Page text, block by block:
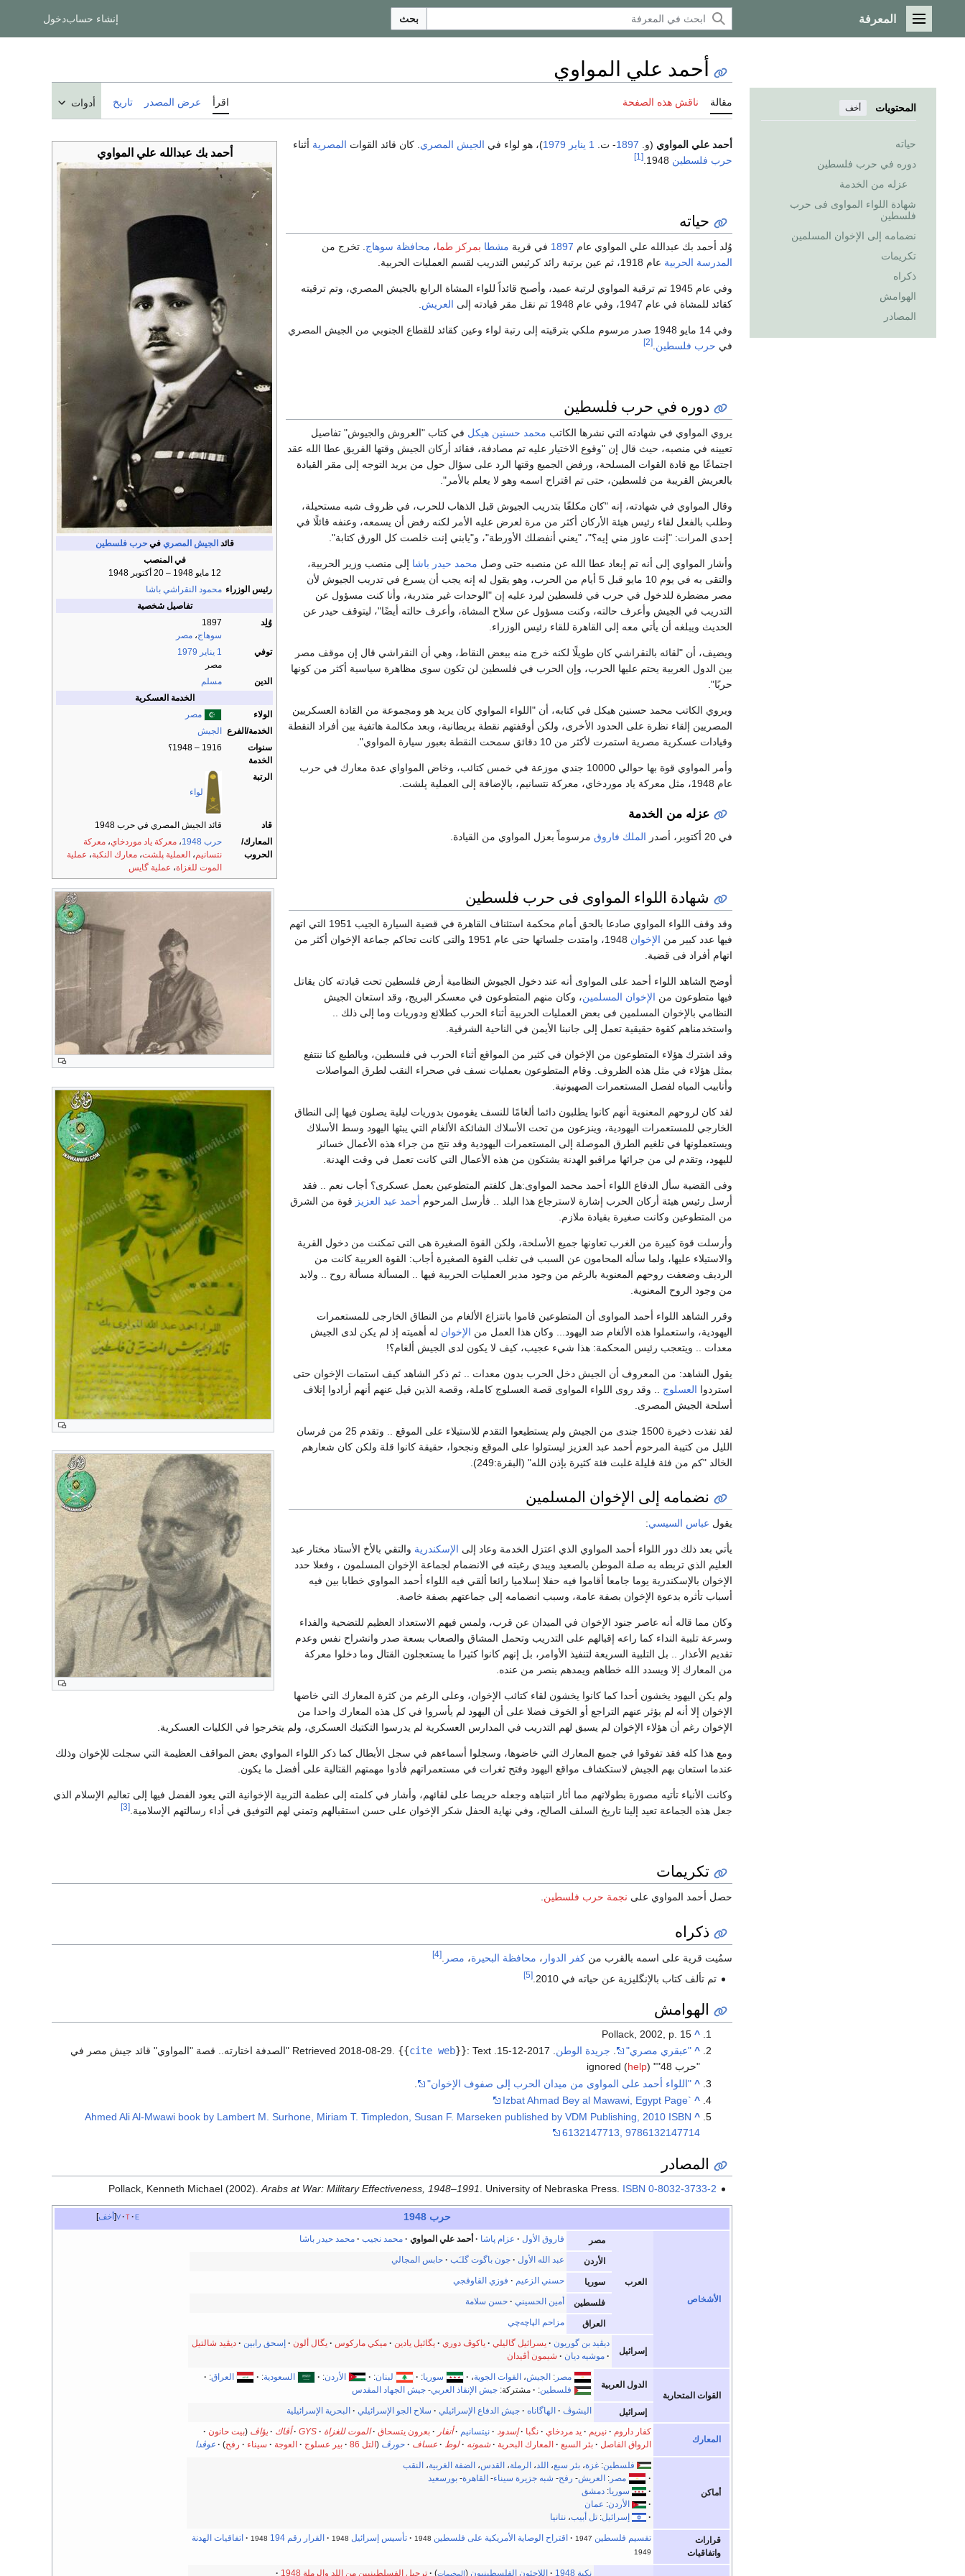
القائمة الرئيسية
المعرفة بحث إنشاء حسابدخول
المحتويات أخف
حياته
دوره في حرب فلسطين
عزله من الخدمة
شهادة اللواء المواوى فى حرب
فلسطين
نضمامه إلى الإخوان المسلمين
تكريمات
ذكراه
الهوامش
المصادر
أحمد علي المواوي
مقالة ناقش هذه الصفحة اقرأ عرض المصدر تاريخ أدوات
أحمد بك عبدالله علي المواوي
قائد الجيش المصري فيحرب فلسطين
في المنصب
12 مايو 1948 – 20 أكتوبر 1948
رئيس الوزراء محمود النقراشي باشا
تفاصيل شخصية
وُلِد
1897
سوهاج، مصر
توفي
1 يناير
1979
مصر
الدين
مسلم
الخدمة العسكرية
الولاء
مصر
الخدمة/الفرع
الجيش
سنوات
الخدمة
1916 – 1948؟
الرتبة
لواء
قاد
قائد الجيش المصري في حرب 1948
المعارك/
الحروب
حرب 1948 ، معركة ياد موردخاي، معركة
نتسانيم، العملية پلشت، معارك النكبة، عملية
الموت للغزاة، عملية گايس
أحمد علي المواوي (و. 1897- ت. 1 يناير 1979)، هو لواء في الجيش المصري . كان قائد القوات المصرية أثناء
حرب فلسطين
[1]
حياته
وُلد أحمد بك عبدالله علي المواوي عام 1897 في قرية مشطا بمركز طما، محافظة سوهاج. تخرج من
المدرسة الحربية عام 1918، ثم عين برتبة رائد كرئيس التدريب لقسم العمليات الحربية.
وفي عام 1945 تم ترقية المواوي لرتبة عميد، وأصبح قائداً للواء المشاة الرابع بالجيش المصري، وتم ترقيته
كقائد للمشاة في عام 1947، وفي عام 1948 تم نقل مقر قيادته إلى
العريش.
وفي 14 مايو 1948 صدر مرسوم ملكي بترقيته إلى رتبة لواء وعين كقائد للقطاع الجنوبي من الجيش المصري
في حرب فلسطين.
[2]
دوره في حرب فلسطين
يروي المواوي في شهادته التي نشرها الكاتب محمد حسنين هيكل في كتاب "العروش والجيوش" تفاصيل
تعيينه في منصبه، حيث قال إن "وقوع الاختيار عليه تم مصادفة، فقائد أركان الجيش وقتها الفريق عطا الله عقد
اجتماعًا مع قادة القوات المسلحة، ورفض الجميع وقتها الرد على سؤال حول من يريد التوجه إلى مقر القيادة
بالعريش القريبة من فلسطين، حتى تم اقتراح اسمه وهو لا يعلم بالأمر".
وقال المواوي في شهادته، إنه "كان مكلفًا بتدريب الجيوش قبل الذهاب للحرب، في ظروف شبه مستحيلة،
وطلب بالفعل لقاء رئيس هيئة الأركان أكثر من مرة لعرض عليه الأمر لكنه رفض أن يسمعه، وعنفه قائلًا في
إحدى المرات: "إنت عاوز مني إيه؟"، "يعني أنفضلك الأورطة"، و"يابني إنت خلصت كل الورق كتابة".
وأشار المواوي إلى أنه تم إبعاد عطا الله عن منصبه حتى وصل محمد حيدر باشا إلى منصب وزير الحربية،
والتقى به في يوم 10 مايو قبل 5 أيام من الحرب، وهو يقول له إنه يجب أن يسرع في تدريب الجيوش لأن
مصر مضطرة للدخول في حرب في فلسطين ليرد عليه إن "الوحدات غير متدربة، وأنا كنت مسؤول عن
التدريب في الجيش وأعرف حالته، وكنت مسؤول عن سلاح المشاة، وأعرف حالته أيضًا"، ليتوقف حيدر عن
الحديث ويبلغه أن يأتي معه إلى القاهرة للقاء رئيس الوزراء.
ويضيف، أن "لقائه بالنقراشي كان طويلًا لكنه خرج منه ببعض النقاط، وهي أن النقراشي قال إن موقف مصر
بين الدول العربية يحتم عليها الحرب، وإن الحرب في فلسطين لن تكون سوى مظاهرة سياسية أكثر من كونها
حربًا".
ويروي الكاتب محمد حسنين هيكل في كتابه، أن "اللواء المواوي كان يريد هو ومجموعة من القادة العسكريين
المصريين إلقاء نظرة على الحدود الأخرى، ولكن أوقفتهم نقطة بريطانية، وبعد مكالمة هاتفية بين أفراد النقطة
وقيادات عسكرية مصرية استمرت لأكثر من 10 دقائق سمحت النقطة بعبور سيارة المواوي".
وأمر المواوي قوة بها حوالي 10000 جندي موزعة في خمس كتائب، وخاض المواواي عدة معارك في حرب
عام 1948، مثل معركة ياد موردخاي، معركة نتسانيم، بالإضافة إلى العملية پلشت.
عزله من الخدمة
في 20 أكتوبر، أصدر الملك فاروق مرسوماً بعزل المواوي من القيادة.
شهادة اللواء المواوى فى حرب فلسطين
وقد وقف اللواء المواوي صادعا بالحق أمام محكمة استئناف القاهرة في قضية السيارة الجيب 1951 التي اتهم
فيها عدد كبير من الإخوان
1948، وامتدت جلساتها حتى عام 1951 والتى كانت تحاكم جماعة الإخوان أكثر من
اتهام أفراد فى قضية.
أوضح الشاهد اللواء أحمد على المواوى أنه عند دخول الجيوش النظامية أرض فلسطين تحت قيادته كان يقاتل
فيها متطوعون من الإخوان المسلمين، وكان منهم المتطوعون في معسكر البريج، وقد استعان الجيش
النظامي بالإخوان المسلمين فى بعض العمليات الحربية أثناء الحرب كطلائع ودوريات وما إلى ذلك ..
واستخدمناهم كقوة حقيقية تعمل إلى جانبنا الأيمن في الناحية الشرقية.
وقد اشترك هؤلاء المتطوعون من الإخوان في كثير من المواقع أثناء الحرب في فلسطين، وبالطبع كنا ننتفع
بمثل هؤلاء في مثل هذه الظروف. وقام المتطوعون بعمليات نسف في صحراء النقب لطرق المواصلات
وأنابيب المياه لفصل المستعمرات الصهيونية.
لقد كان لروحهم المعنوية أنهم كانوا يطلبون دائما ألغامًا للنسف يقومون بدوريات ليلية يصلون فيها إلى النطاق
الخارجي للمستعمرات اليهودية، وينزعون من تحت الأسلاك الشائكة الألغام التي يبثها اليهود وسط الأسلاك
ويستعملونها في تلغيم الطرق الموصلة إلى المستعمرات اليهودية وقد نتج من جراء هذه الأعمال خسائر
لليهود، وتقدم لي من جرائها مراقبو الهدنة يشتكون من هذه الأعمال التي كانت تعمل في وقت الهدنة.
وفى القضية سأل الدفاع اللواء أحمد محمد المواوى:هل كلفتم المتطوعين بعمل عسكرى؟ أجاب نعم .. فقد
أرسل رئيس هيئة أركان الحرب إشارة لاسترجاع هذا البلد .. فأرسل المرحوم أحمد عبد العزيز قوة من الشرق
من المتطوعين وكانت صغيرة بقيادة ملازم.
وأرسلت قوة كبيرة من الغرب تعاونها جميع الأسلحة، ولكن القوة الصغيرة هى التى تمكنت من دخول القرية
والاستيلاء عليها، ولما سأله المحامون عن السبب فى تغلب القوة الصغيرة أجاب: القوة العربية كانت من
الرديف وضعفت روحهم المعنوية بالرغم من وجود مدير العمليات الحربية فيها .. المسألة مسألة روح .. ولابد
من وجود الروح المعنوية.
وقرر الشاهد اللواء أحمد المواوى أن المتطوعين قاموا بانتزاع الألغام من النطاق الخارجى للمستعمرات
اليهودية، واستعملوا هذه الألغام ضد اليهود... وكان هذا العمل من الإخوان له أهميته إذ لم يكن لدى الجيش
معدات .. ويتعجب رئيس المحكمة: هذا شيء عجيب، كيف لا يكون لدى الجيش ألغام؟!
يقول الشاهد: من المعروف أن الجيش دخل الحرب بدون معدات .. ثم ذكر الشاهد كيف استمات الإخوان حتى
استردوا العسلوج .. وقد روى اللواء المواوى قصة العسلوج كاملة، وقصة الذين قيل عنهم أنهم أرادوا إتلاف
أسلحة الجيش المصرى.
لقد نفذت ذخيرة 1500 جندى من الجيش ولم يستطيعوا التقدم للاستيلاء على الموقع .. وتقدم 25 من فرسان
الليل من كتيبة المرحوم أحمد عبد العزيز ليستولوا على الموقع ونجحوا، حقيقة كانوا قلة ولكن كان شعارهم
الخالد "كم من فئة قليلة غلبت فئة كثيرة بإذن الله" (البقرة:249).
نضمامه إلى الإخوان المسلمين
يقول عباس السيسي:
يأتي بعد ذلك دور اللواء أحمد المواوي الذي اعتزل الخدمة وعاد إلى الإسكندرية والتقي بالأخ الأستاذ مختار عبد
العليم الذي تربطه به صلة الموطن بالصعيد ويبدي رغبته في الانضمام لجماعة الإخوان المسلمون ، وفعلا حدد
الإخوان بالإسكندرية يوما جامعا أقاموا فيه حفلا إسلاميا رائعا ألقي فيه اللواء أحمد المواوي خطابا بين فيه
أسباب تأثره بدعوة الإخوان بصفة عامة، وسبب انضمامه إلى جماعتهم بصفة خاصة.
وكان مما قاله أنه عاصر جنود الإخوان في الميدان عن قرب، ولمس فيهم الاستعداد العظيم للتضحية والفداء
وسرعة تلبية النداء كما راعه إقبالهم على التدريب وتحمل المشاق والصعاب بسعة صدر وانشراح نفس وعدم
تقديم الأعذار .. بل التلبية السريعة لتنفيذ الأوامر، بل إنهم كانوا كثيرا ما يستعجلون القتال وما دخلوا معركة
من المعارك إلا ويسدد الله خطاهم ويمدهم بنصر من عنده.
ولم يكن اليهود يخشون أحدا كما كانوا يخشون لقاء كتائب الإخوان، وعلى الرغم من كثرة المعارك التي خاضها
الإخوان إلا أنه لم يؤثر عنهم التراجع أو الخوف فضلا على أن اليهود لم يأسروا في كل هذه المعارك واحدا من
الإخوان رغم أن هؤلاء الإخوان لم يسبق لهم التدريب في المدارس العسكرية لم يدرسوا التكتيك العسكري، ولم يتخرجوا في الكليات العسكرية.
ومع هذا كله فقد تفوقوا في جميع المعارك التي خاضوها، وسجلوا أسماءهم في سجل الأبطال كما ذكر اللواء المواوي بعض المواقف العظيمة التي سجلت للإخوان وذلك
عندما استعان بهم الجيش لاستكشاف مواقع اليهود وفتح ثغرات في مستعمراتهم فأدوا مهمتهم القتالية على أفضل ما يكون.
وكانت الأنباء تأتيه مصورة بطولاتهم مما أثار انتباهه وجعله حريصا على لقائهم، وأشار في كلمته إلى عظمة التربية الإخوانية التي يعود الفضل فيها إلى تعاليم الإسلام الذي
جعل هذه الجماعة تعيد إلينا تاريخ السلف الصالح، وفي نهاية الحفل شكر الإخوان على حسن استقبالهم وتمني لهم التوفيق في أداء رسالتهم الإسلامية. [3]
تكريمات
حصل أحمد المواوي على نجمة حرب فلسطين
ذكراه
سمُيت قرية على اسمه بالقرب من كفر الدوار ، محافظة البحيرة، مصر [4]
تم تألف كتاب بالإنگليزية عن حياته في 2010. [5]
الهوامش
^
Pollack, 2002, p. 15
^ "عبقري مصري" . جريدة الوطن. 2017-12-15
. Retrieved
2018-08-29. {{cite web}}:
Text "الصدفة اختارته.. قصة "المواوي" قائد جيش مصر في
"حرب 48"" ignored (
help)
^ "اللواء أحمد على المواوى من ميدان الحرب إلى صفوف الإخوان"
^
`Izbat Ahmad Bey al Mawawi, Egypt Page
^
Ahmed Ali Al-Mwawi book by Lambert M. Surhone, Miriam T. Timpledon, Susan F. Marseken published by VDM Publishing, 2010 ISBN
6132147713, 9786132147714
المصادر
Pollack, Kenneth Michael (2002). Arabs at War: Military Effectiveness, 1948–1991 . University of Nebraska Press. ISBN 0-8032-3733-2
أخف v t e حرب 1948
الأشخاص
العرب
مصر فاروق الأول عزام پاشا أحمد علي المواوي محمد نجيب محمد حيدر باشا
الأردن عبد الله الأول جون باگوت گلـَب حابس المجالي
سوريا حسني الزعيم فوزي القاوقجي
فلسطين أمين الحسيني حسن سلامة
العراق مزاحم الپاچه‌چي
إسرائيل
ديڤيد بن گوريون يسرائيل گاليلي ياكوڤ دوري يگائيل يادين ميكي ماركوس يگال ألون إسحق رابين
ديڤيد شالتيل
موشيه ديان
شيمون أڤيدان
القوات المتحاربة
الدول العربية
مصر:الجيش،القوات الجوية، سوريا: لبنان: الأردن: السعودية: العراق:
فلسطين: مشتركة:جيش الإنقاذ العربي-جيش الجهاد المقدس
إسرائيل اليشوڤ الهاگاناه جيش الدفاع الإسرائيلي سلاح الجو الإسرائيلي البحرية الإسرائيلية
المعارك
كفار داروم نيريم يد مردخاي نگبا إسدود نيتسانيم أنفار بعرون يتسحاق الموت للغزاة GYS أڤاك يؤاڤ (بيت حانون
الرواق الفاصل
بئر السبع المعارك البحرية شمونه لوط عساف حورڤ (التل 86 بير عسلوج العوجة سيناء رفح) عوڤدا
أماكن
فلسطين:غزة،بئر سبع،اللد ،الرملة،القدس،الضفة الغربية،النقب
مصر:العريش- رفح- شبه جزيرة سيناء-القاهرة-بورسعيد
سوريا:دمشق
الأردن: عمان
إسرائيل:تل أبيب،نتانيا
قرارات
واتفاقيات
تقسيم فلسطين 1947 اقتراح الوصاية الأمريكية على فلسطين 1948 تأسيس إسرائيل 1948 القرار رقم 194 1948 اتفاقيات الهدنة
1949
نكبة 1948 اللاجئون الفلسطينيون (المخيمات) ترحيل الفسلطينيين من اللد والرملة 1948